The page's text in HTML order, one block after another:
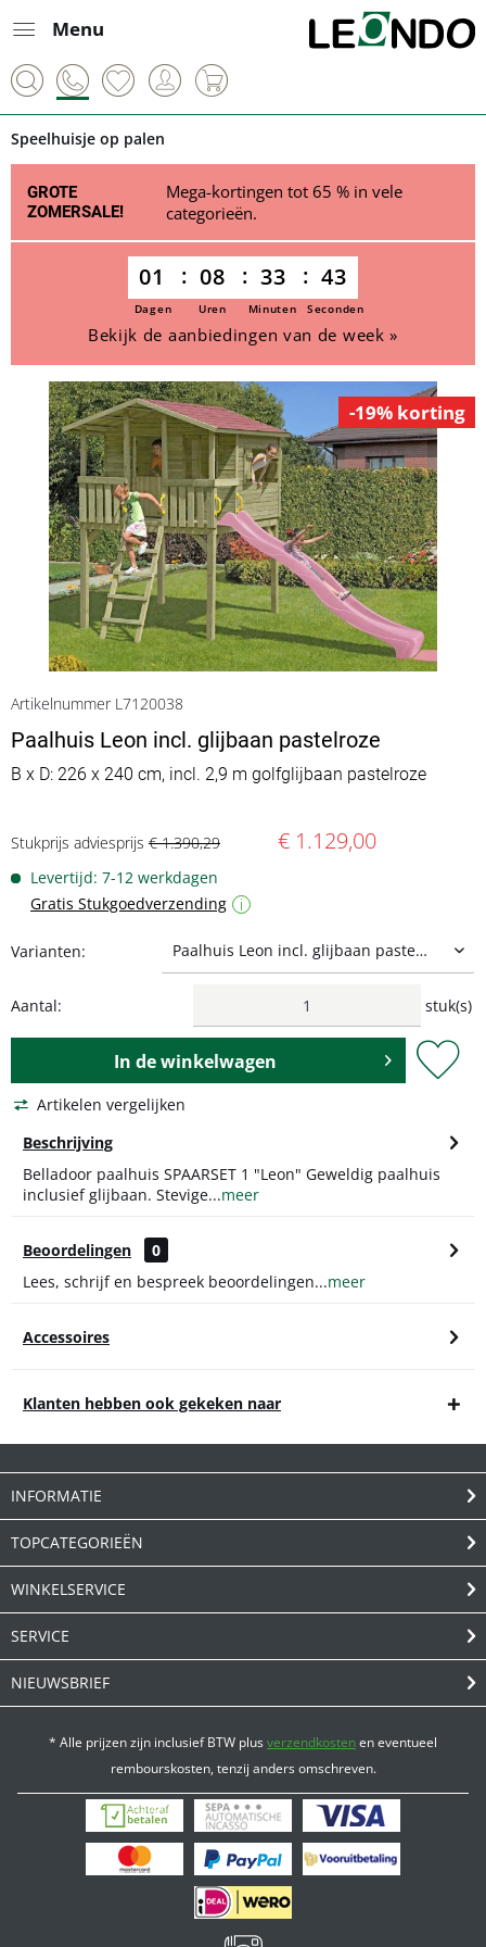
Menu
Speelhuisje op palen
GROTE
ZOMERSALE!
Mega-kortingen tot 65 % in vele
categorieën.
01 08 33 43
Dagen Uren Minuten Seconden
Bekijk de aanbiedingen van de week »
-19% korting
Artikelnummer L7120038
Paalhuis Leon incl. glijbaan pastelroze
B x D: 226 x 240 cm, incl. 2,9 m golfglijbaan pastelroze
Stukprijs adviesprijs € 1.390,29 € 1.129,00
Levertijd: 7-12 werkdagen
Gratis Stukgoedverzending
i
Varianten:
Aantal: stuk(s)
In dewinkelwagen
Artikelen vergelijken
Beschrijving
Belladoor paalhuis SPAARSET 1 "Leon" Geweldig paalhuis
inclusief glijbaan. Stevige...meer
Beoordelingen
0
Lees, schrijf en bespreek beoordelingen...meer
Accessoires
Klanten hebben ook gekeken naar
INFORMATIE
TOPCATEGORIEËN
WINKELSERVICE
SERVICE
NIEUWSBRIEF
* Alle prijzen zijn inclusief BTW plusverzendkostenen eventueel
rembourskosten, tenzij anders omschreven.